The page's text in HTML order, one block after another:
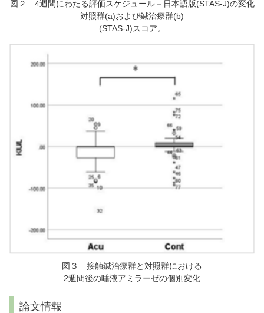
図２ 4週間にわたる評価スケジュール－日本語版(STAS-J)の変化
対照群(a)および鍼治療群(b)
(STAS-J)スコア。
図３ 接触鍼治療群と対照群における
2週間後の唾液アミラーゼの個別変化
論文情報